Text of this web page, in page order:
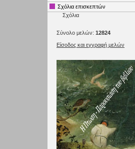
Σχόλια επισκεπτών
Σχόλια
Σύνολο μελών: 12824
Είσοδος και εγγραφή μελών